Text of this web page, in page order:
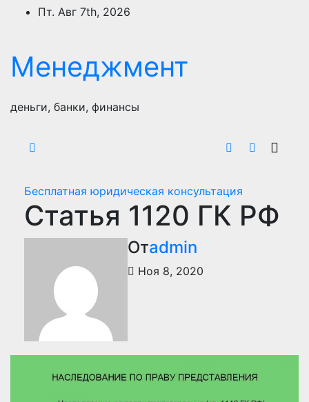
ПерейтиПт. Авг 7th, 2026
Менеджмент
деньги, банки, финансы
Бесплатная юридическая консультация
Статья 1120 ГК РФ
Отadmin
Ноя 8, 2020